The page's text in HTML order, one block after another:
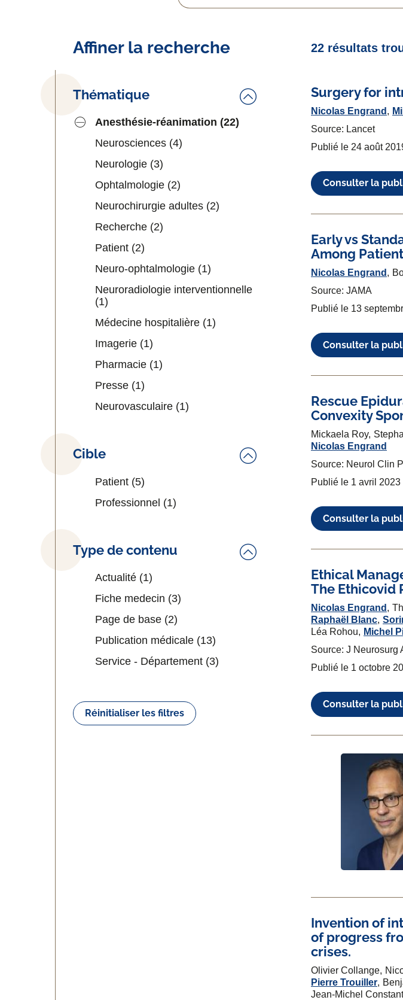
Affiner la recherche
Thématique
Anesthésie-réanimation (22)
Neurosciences (4)
Neurologie (3)
Ophtalmologie (2)
Neurochirurgie adultes (2)
Recherche (2)
Patient (2)
Neuro-ophtalmologie (1)
Neuroradiologie interventionnelle
(1)
Médecine hospitalière (1)
Imagerie (1)
Pharmacie (1)
Presse (1)
Neurovasculaire (1)
Cible
Patient (5)
Professionnel (1)
Type de contenu
Actualité (1)
Fiche medecin (3)
Page de base (2)
Publication médicale (13)
Service - Département (3)
Réinitialiser les filtres
22 résultats
Surgery for
Nicolas Engrand
Source: Lancet
Publié le 24 août
Consulter la
Early vs
Among
Nicolas Engrand
Source: JAMA
Publié le 13
Consulter la
Rescue
Convexity
Mickaela Roy
Nicolas Engrand
Source: Neurol Clin
Publié le 1 avril 2023
Consulter la
Ethical
The Ethicovid
Nicolas Engrand
Raphaël Blanc
Léa Rohou
Michel
Source: J Neurosurg
Publié le 1 octobre
Consulter la
Invention of
of progress
crises.
Olivier Collange
Pierre Trouiller
Jean-Michel